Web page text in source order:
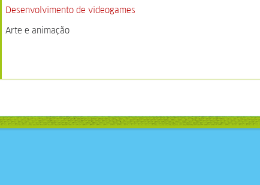
Desenvolvimento de videogames
Arte e animação